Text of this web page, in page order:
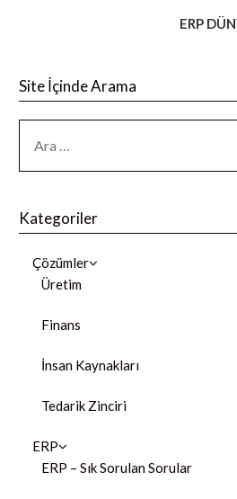
ERP
Site İçinde Arama
Kategoriler
Çözümler
Üretim
Finans
İnsan Kaynakları
Tedarik Zinciri
ERP
ERP – Sık Sorulan Sorular